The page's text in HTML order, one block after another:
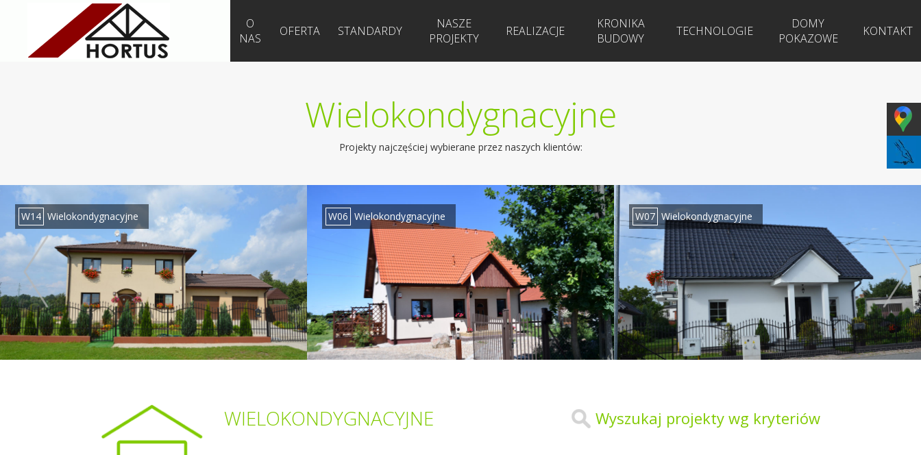
O
NAS
OFERTA STANDARDY
NASZE
PROJEKTY
REALIZACJE
KRONIKA
BUDOWY
TECHNOLOGIE
DOMY
POKAZOWE
KONTAKT
Wielokondygnacyjne
Projekty najczęściej wybierane przez naszych klientów:
W14 Wielokondygnacyjne W06 Wielokondygnacyjne W07 Wielokondygnacyjne
WIELOKONDYGNACYJNE Wyszukaj projekty wg kryteriów